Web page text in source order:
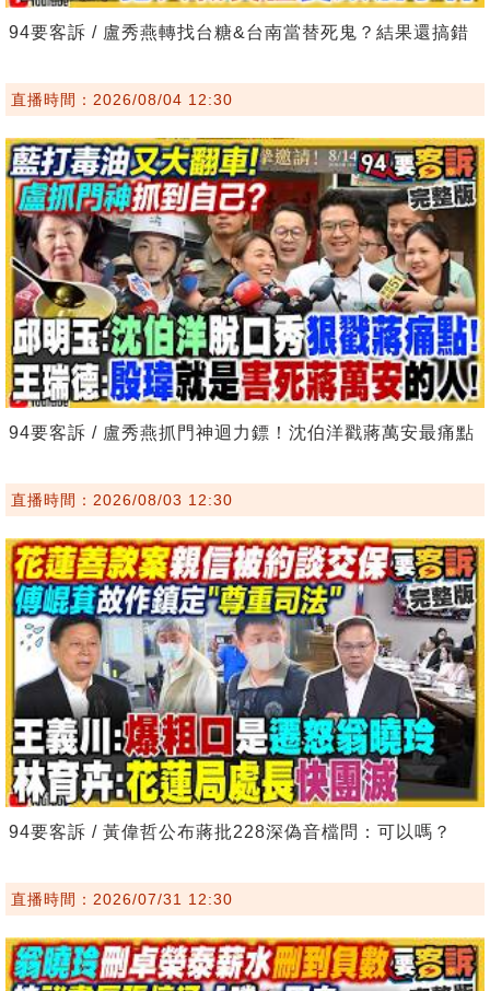
94要客訴 / 盧秀燕轉找台糖&台南當替死鬼？結果還搞錯
直播時間：2026/08/04 12:30
94要客訴 / 盧秀燕抓門神迴力鏢！沈伯洋戳蔣萬安最痛點
直播時間：2026/08/03 12:30
94要客訴 / 黃偉哲公布蔣批228深偽音檔問：可以嗎？
直播時間：2026/07/31 12:30